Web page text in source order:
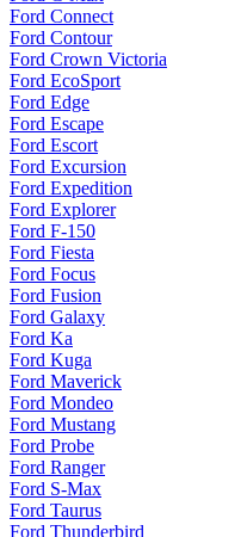
Ford Connect
Ford Contour
Ford Crown Victoria
Ford EcoSport
Ford Edge
Ford Escape
Ford Escort
Ford Excursion
Ford Expedition
Ford Explorer
Ford F-150
Ford Fiesta
Ford Focus
Ford Fusion
Ford Galaxy
Ford Ka
Ford Kuga
Ford Maverick
Ford Mondeo
Ford Mustang
Ford Probe
Ford Ranger
Ford S-Max
Ford Taurus
Ford Thunderbird